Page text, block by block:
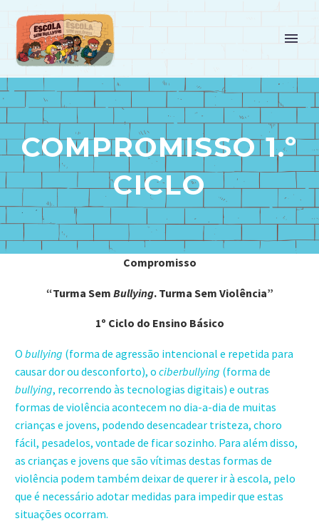
COMPROMISSO 1.º
CICLO
Compromisso
“Turma Sem Bullying. Turma Sem Violência”
1º Ciclo do Ensino Básico
O bullying (forma de agressão intencional e repetida para
causar dor ou desconforto), o ciberbullying (forma de
bullying, recorrendo às tecnologias digitais) e outras
formas de violência acontecem no dia-a-dia de muitas
crianças e jovens, podendo desencadear tristeza, choro
fácil, pesadelos, vontade de ficar sozinho. Para além disso,
as crianças e jovens que são vítimas destas formas de
violência podem também deixar de querer ir à escola, pelo
que é necessário adotar medidas para impedir que estas
situações ocorram.